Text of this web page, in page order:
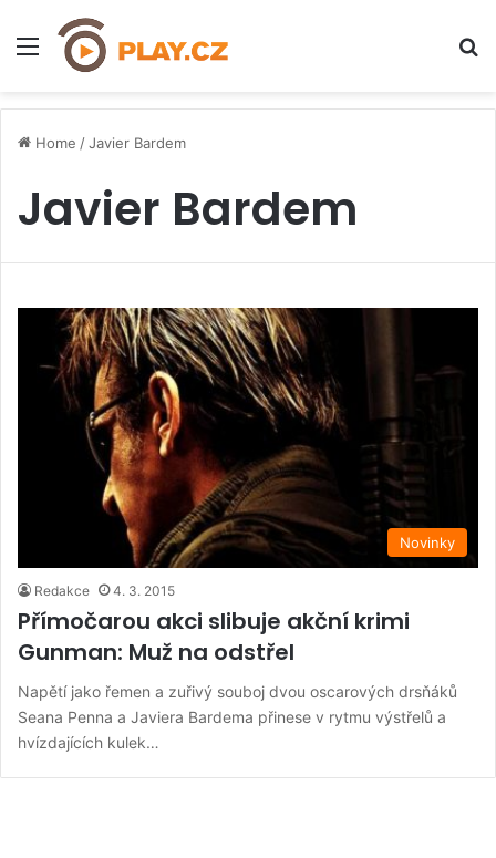
Menu
Home /Javier Bardem
Javier Bardem
Novinky
Redakce 4. 3. 2015
Přímočarou akci slibuje akční krimi
Gunman: Muž na odstřel
Napětí jako řemen a zuřivý souboj dvou oscarových drsňáků
Seana Penna a Javiera Bardema přinese v rytmu výstřelů a
hvízdajících kulek…